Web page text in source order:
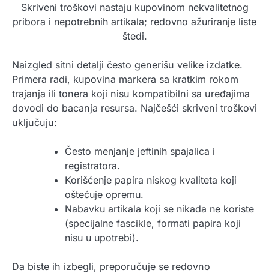
Skriveni troškovi nastaju kupovinom nekvalitetnog
pribora i nepotrebnih artikala; redovno ažuriranje liste
štedi.
Naizgled sitni detalji često generišu velike izdatke.
Primera radi, kupovina markera sa kratkim rokom
trajanja ili tonera koji nisu kompatibilni sa uređajima
dovodi do bacanja resursa. Najčešći skriveni troškovi
uključuju:
Često menjanje jeftinih spajalica i
registratora.
Korišćenje papira niskog kvaliteta koji
oštećuje opremu.
Nabavku artikala koji se nikada ne koriste
(specijalne fascikle, formati papira koji
nisu u upotrebi).
Da biste ih izbegli, preporučuje se redovno